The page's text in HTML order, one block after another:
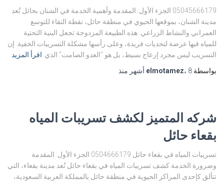
05045666179 الجزء الأول: المقدمة وأهمية الخدمة في الشنان بحائل تُعد
مدينة الشنان، بموقعها الحيوي في منطقة حائل، نقطة التقاء للتوسع
العمراني والنشاط الزراعي. هذه الطبيعة المزدوجة تجعل البنية التحتية
للمياه فيها عرضة لتحديات فريدة، وعلى رأسها مشكلة التسريبات الخفية. إن
التسريب ليس مجرد إزعاج بسيط، بل هو “العدو الصامت” الذي اقرأ المزيد
بواسطة
elmotamez، 8 أشهر منذ
شركه المتميز لكشف تسريبات المياه
بقعاء حائل
تسريبات المياه في بقعاء حائل 0504666179 الجزء الأول: المقدمة
وضرورة الخدمة كشف تسريبات المياه في بقعاء حائل تُعد مدينة بقعاء، التي
تتألق كإحدى المراكز الحيوية في منطقة حائل بالمملكة العربية السعودية،